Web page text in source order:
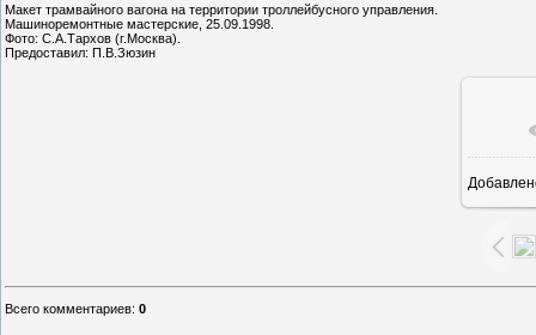
Макет трамвайного вагона на территории троллейбусного управления.
Машиноремонтные мастерские, 25.09.1998.
Фото: С.А.Тархов (г.Москва).
Предоставил: П.В.Зюзин
Всего комментариев: 0